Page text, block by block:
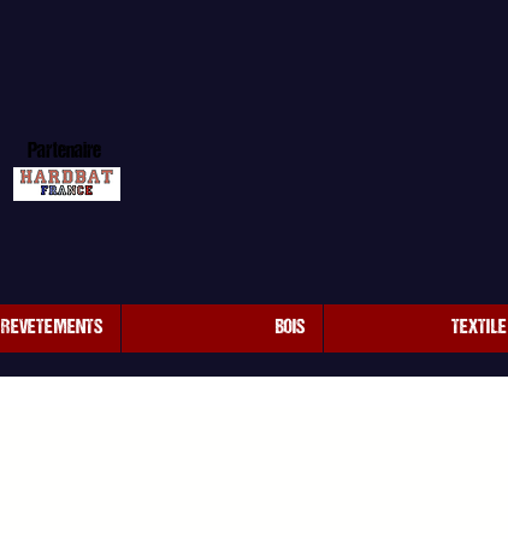
Partenaire
REVETEMENTS BOIS TEXTILE